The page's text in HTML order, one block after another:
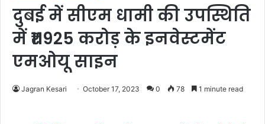
दुबई में सीएम धामी की उपस्थिति
में ₹11925 करोड़ के इनवेस्टमेंट
एमओयू साइन
Jagran Kesari October 17, 2023 0 78 1 minute read